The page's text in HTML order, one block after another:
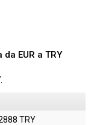
EUR a TRY
.
TRY